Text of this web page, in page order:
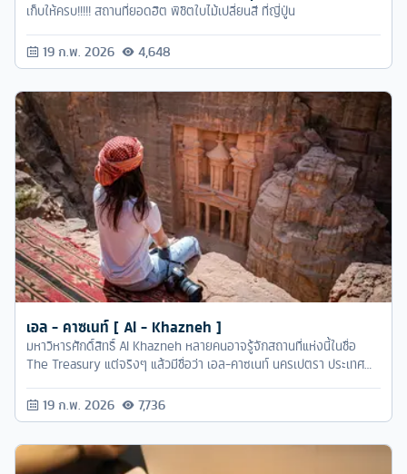
เก็บให้ครบ!!!!! สถานที่ยอดฮิต พิชิตใบไม้เปลี่ยนสี ที่ญี่ปู่น
19 ก.พ. 2026 4,648
เอล - คาซเนท์ [ Al - Khazneh ]
มหาวิหารศักดิ์สิทธิ์ Al Khazneh หลายคนอาจรู้จักสถานที่แห่งนี้ในชื่อ
The Treasury แต่จริงๆ แล้วมีชื่อว่า เอล-คาซเนท์ นครเปตรา ประเทศ
จอร์แดน
19 ก.พ. 2026 7,736